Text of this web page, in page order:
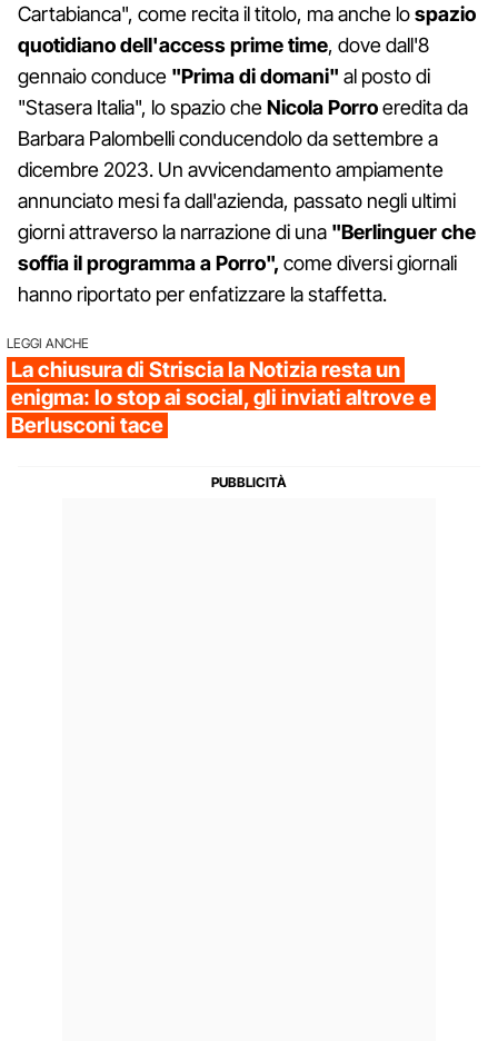
Cartabianca", come recita il titolo, ma anche lospazio
quotidiano dell'access prime time, dove dall'8
gennaio conduce "Prima di domani" al posto di
"Stasera Italia", lo spazio cheNicola Porroeredita da
Barbara Palombelli conducendolo da settembre a
dicembre 2023. Un avvicendamento ampiamente
annunciato mesi fa dall'azienda, passato negli ultimi
giorni attraverso la narrazione di una "Berlinguer che
soffia il programma a Porro", come diversi giornali
hanno riportato per enfatizzare la staffetta.
LEGGI ANCHE
La chiusura di Striscia la Notizia resta un
enigma: lo stop ai social, gli inviati altrove e
Berlusconi tace